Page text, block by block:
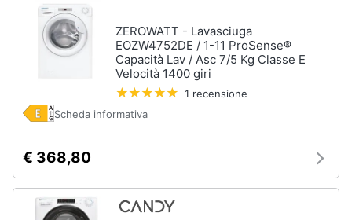
Frigoriferi
offerta
Asciugatrice
Microonde
in
offerta
ZEROWATT - Lavasciuga
EOZW4752DE / 1-11 ProSense®
Capacità Lav / Asc 7/5 Kg Classe E
Velocità 1400 giri
1 recensione
Scheda informativa
€ 368,80